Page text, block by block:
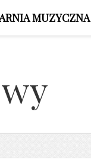
MUZYCZNA